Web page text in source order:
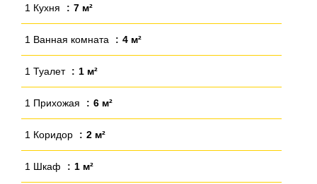
1 Кухня 7 м²
1 Ванная комната 4 м²
1 Туалет 1 м²
1 Прихожая 6 м²
1 Коридор 2 м²
1 Шкаф 1 м²